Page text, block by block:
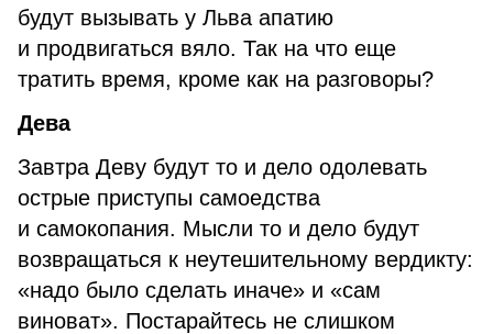
будут вызывать у Льва апатию
и продвигаться вяло. Так на что еще
тратить время, кроме как на разговоры?
Дева
Завтра Деву будут то и дело одолевать
острые приступы самоедства
и самокопания. Мысли то и дело будут
возвращаться к неутешительному вердикту:
«надо было сделать иначе» и «сам
виноват». Постарайтесь не слишком